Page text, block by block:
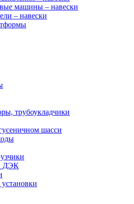
машины – навески
– навески
трубоукладчики
шасси
ДЭК